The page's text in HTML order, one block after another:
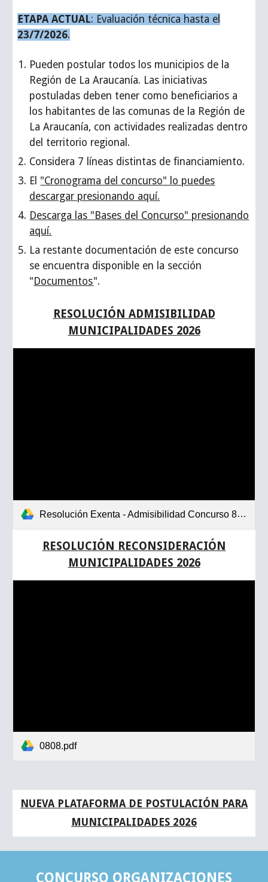
ETAPA ACTUAL: Evaluación técnica hasta el
23/7/2026.
Pueden postular todos los municipios de la
Región de La Araucanía. Las iniciativas
postuladas deben tener como beneficiarios a
los habitantes de las comunas de la Región de
La Araucanía, con actividades realizadas dentro
del territorio regional.
Considera 7 líneas distintas de financiamiento.
El "Cronograma del concurso" lo puedes
descargar presionando aquí.
Descarga las "Bases del Concurso" presionando
aquí.
La restante documentación de este concurso
se encuentra disponible en la sección
"Documentos".
RESOLUCIÓN ADMISIBILIDAD
MUNICIPALIDADES 2026
Resolución Exenta - Admisibilidad Concurso 8% 2026
RESOLUCIÓN RECONSIDERACIÓN
MUNICIPALIDADES 2026
0808.pdf
NUEVA PLATAFORMA DE POSTULACIÓN PARA
MUNICIPALIDADES 2026
CONCURSO ORGANIZACIONES